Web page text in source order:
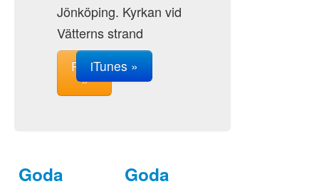
Jönköping. Kyrkan vid
Vätterns strand
RSS
»
iTunes »
Goda
Goda